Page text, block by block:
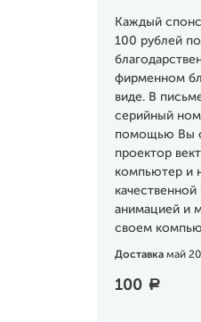
Каждый
100 рублей
фирменном
виде. В
серийный
помощью Вы
проектор
компьютер и
анимацией и
своем
Доставка май
100 a